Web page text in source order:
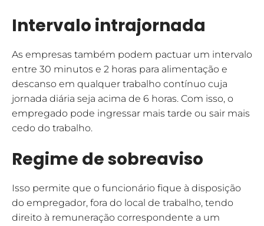
Intervalo intrajornada
As empresas também podem pactuar um intervalo
entre 30 minutos e 2 horas para alimentação e
descanso em qualquer trabalho contínuo cuja
jornada diária seja acima de 6 horas. Com isso, o
empregado pode ingressar mais tarde ou sair mais
cedo do trabalho.
Regime de sobreaviso
Isso permite que o funcionário fique à disposição
do empregador, fora do local de trabalho, tendo
direito à remuneração correspondente a um